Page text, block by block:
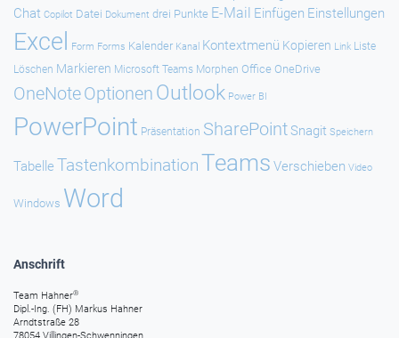
Chat Copilot Datei Dokument drei Punkte E-Mail Einfügen Einstellungen
Excel Form Forms Kalender Kanal Kontextmenü Kopieren Link Liste
Löschen Markieren Microsoft Teams Morphen Office OneDrive
OneNoteOptionen Outlook Power BI
PowerPoint Präsentation SharePointSnagit Speichern
Tabelle TastenkombinationTeams Verschieben Video
Windows Word
Anschrift
Team Hahner®
Dipl.-Ing. (FH) Markus Hahner
Arndtstraße 28
78054 Villingen-Schwenningen